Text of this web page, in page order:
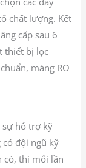
chất lượng. Kết
cấp sau 6
thiết bị lọc
màng RO
sự hỗ trợ kỹ
có đội ngũ kỹ
có, thì mỗi lần